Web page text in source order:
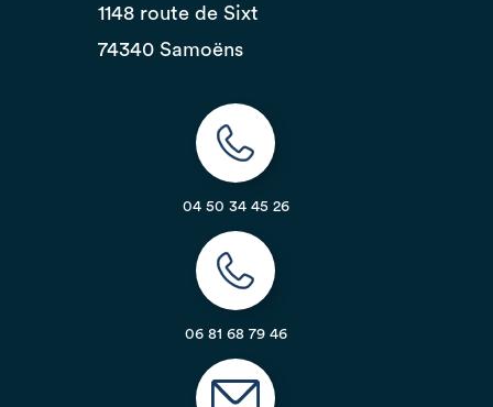
1148 route de Sixt
74340 Samoëns
04 50 34 45 26
06 81 68 79 46